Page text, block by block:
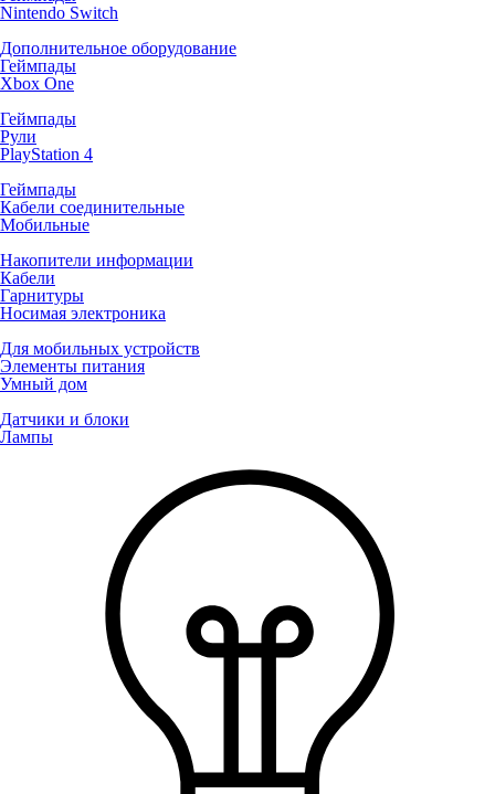
Nintendo Switch
Дополнительное оборудование
Геймпады
Xbox One
Геймпады
Рули
PlayStation 4
Геймпады
Кабели соединительные
Мобильные
Накопители информации
Кабели
Гарнитуры
Носимая электроника
Для мобильных устройств
Элементы питания
Умный дом
Датчики и блоки
Лампы